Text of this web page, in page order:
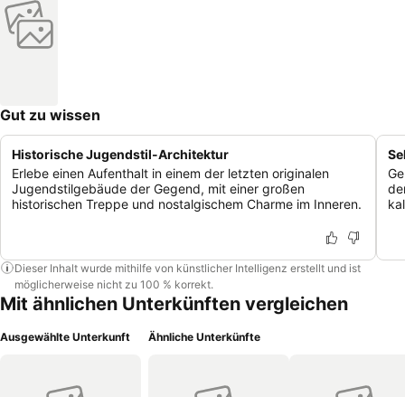
Gut zu wissen
Historische Jugendstil-Architektur
Erlebe einen Aufenthalt in einem der letzten originalen
Jugendstilgebäude der Gegend, mit einer großen
historischen Treppe und nostalgischem Charme im Inneren.
Dieser Inhalt wurde mithilfe von künstlicher Intelligenz erstellt und ist
möglicherweise nicht zu 100 % korrekt.
Mit ähnlichen Unterkünften vergleichen
Ausgewählte Unterkunft Ähnliche Unterkünfte